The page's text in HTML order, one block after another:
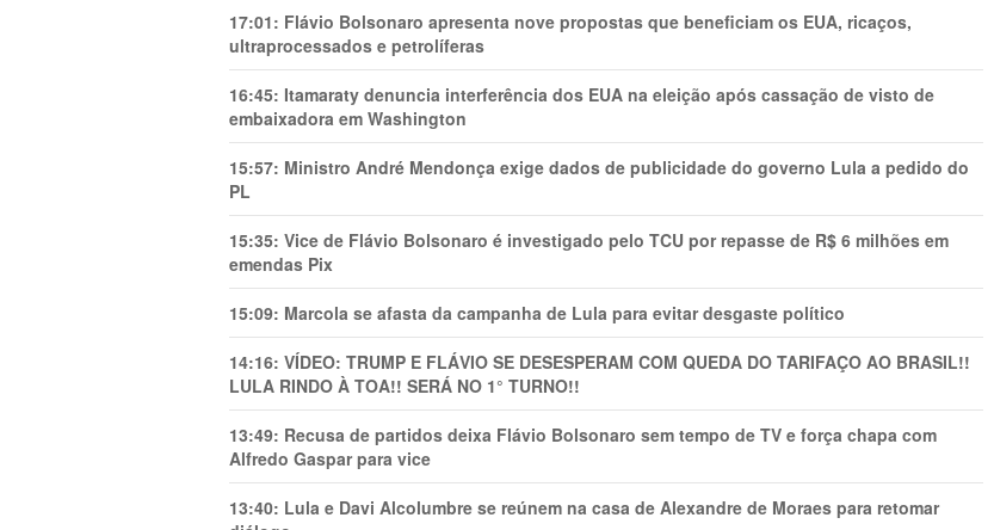
17:01: Flávio Bolsonaro apresenta nove propostas que beneficiam os EUA, ricaços,
ultraprocessados e petrolíferas
16:45: Itamaraty denuncia interferência dos EUA na eleição após cassação de visto de
embaixadora em Washington
15:57: Ministro André Mendonça exige dados de publicidade do governo Lula a pedido do
PL
15:35: Vice de Flávio Bolsonaro é investigado pelo TCU por repasse de R$ 6 milhões em
emendas Pix
15:09: Marcola se afasta da campanha de Lula para evitar desgaste político
14:16: VÍDEO: TRUMP E FLÁVIO SE DESESPERAM COM QUEDA DO TARIFAÇO AO BRASIL!!
LULA RINDO À TOA!! SERÁ NO 1° TURNO!!
13:49: Recusa de partidos deixa Flávio Bolsonaro sem tempo de TV e força chapa com
Alfredo Gaspar para vice
13:40: Lula e Davi Alcolumbre se reúnem na casa de Alexandre de Moraes para retomar